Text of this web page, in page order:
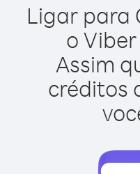
Ligar para
o
Assim
créditos